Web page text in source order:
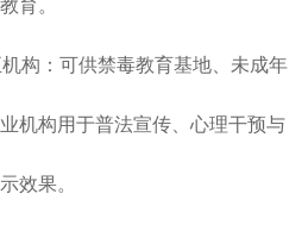
育。
构：可供禁毒教育基地、未成年
机构用于普法宣传、心理干预与
效果。